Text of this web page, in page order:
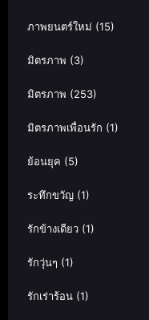
ภาพยนตร์ใหม่ (15)
มิตรภาพ (3)
มิตรภาพ (253)
มิตรภาพเพื่อนรัก (1)
ย้อนยุค (5)
ระทึกขวัญ (1)
รักข้างเดียว (1)
รักวุ่นๆ (1)
รักเร่าร้อน (1)